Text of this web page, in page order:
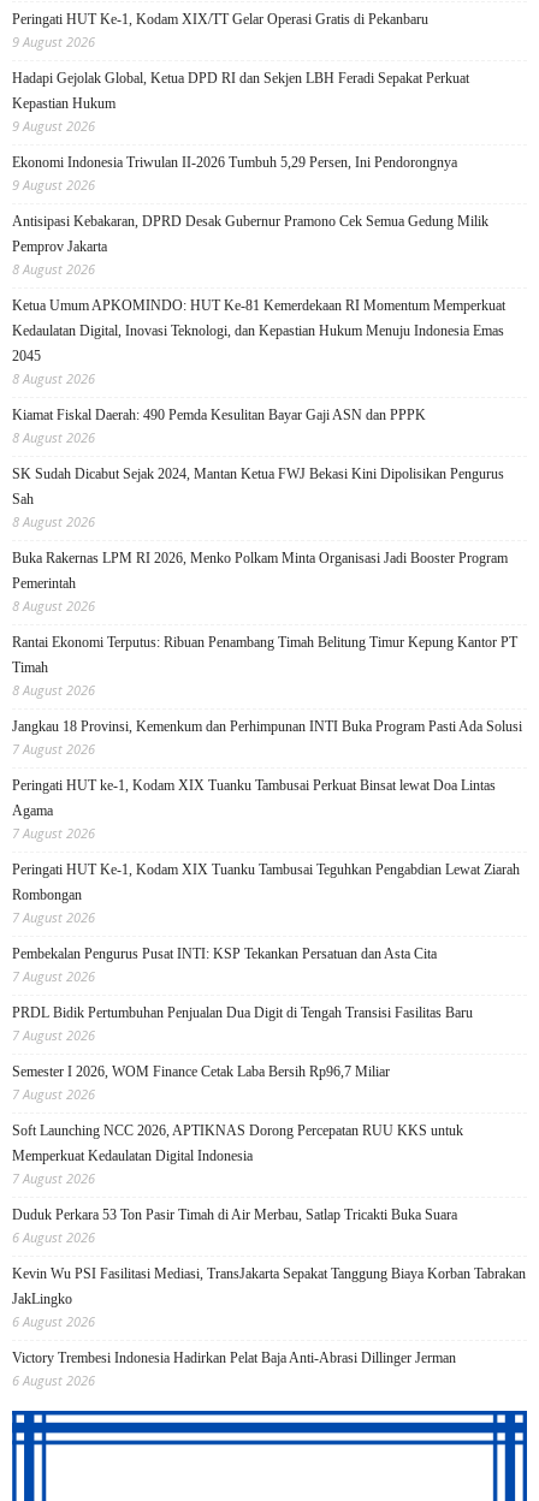
Peringati HUT Ke-1, Kodam XIX/TT Gelar Operasi Gratis di Pekanbaru
9 August 2026
Hadapi Gejolak Global, Ketua DPD RI dan Sekjen LBH Feradi Sepakat Perkuat
Kepastian Hukum
9 August 2026
Ekonomi Indonesia Triwulan II-2026 Tumbuh 5,29 Persen, Ini Pendorongnya
9 August 2026
Antisipasi Kebakaran, DPRD Desak Gubernur Pramono Cek Semua Gedung Milik
Pemprov Jakarta
8 August 2026
Ketua Umum APKOMINDO: HUT Ke-81 Kemerdekaan RI Momentum Memperkuat
Kedaulatan Digital, Inovasi Teknologi, dan Kepastian Hukum Menuju Indonesia Emas
2045
8 August 2026
Kiamat Fiskal Daerah: 490 Pemda Kesulitan Bayar Gaji ASN dan PPPK
8 August 2026
SK Sudah Dicabut Sejak 2024, Mantan Ketua FWJ Bekasi Kini Dipolisikan Pengurus
Sah
8 August 2026
Buka Rakernas LPM RI 2026, Menko Polkam Minta Organisasi Jadi Booster Program
Pemerintah
8 August 2026
Rantai Ekonomi Terputus: Ribuan Penambang Timah Belitung Timur Kepung Kantor PT
Timah
8 August 2026
Jangkau 18 Provinsi, Kemenkum dan Perhimpunan INTI Buka Program Pasti Ada Solusi
7 August 2026
Peringati HUT ke-1, Kodam XIX Tuanku Tambusai Perkuat Binsat lewat Doa Lintas
Agama
7 August 2026
Peringati HUT Ke-1, Kodam XIX Tuanku Tambusai Teguhkan Pengabdian Lewat Ziarah
Rombongan
7 August 2026
Pembekalan Pengurus Pusat INTI: KSP Tekankan Persatuan dan Asta Cita
7 August 2026
PRDL Bidik Pertumbuhan Penjualan Dua Digit di Tengah Transisi Fasilitas Baru
7 August 2026
Semester I 2026, WOM Finance Cetak Laba Bersih Rp96,7 Miliar
7 August 2026
Soft Launching NCC 2026, APTIKNAS Dorong Percepatan RUU KKS untuk
Memperkuat Kedaulatan Digital Indonesia
7 August 2026
Duduk Perkara 53 Ton Pasir Timah di Air Merbau, Satlap Tricakti Buka Suara
6 August 2026
Kevin Wu PSI Fasilitasi Mediasi, TransJakarta Sepakat Tanggung Biaya Korban Tabrakan
JakLingko
6 August 2026
Victory Trembesi Indonesia Hadirkan Pelat Baja Anti-Abrasi Dillinger Jerman
6 August 2026